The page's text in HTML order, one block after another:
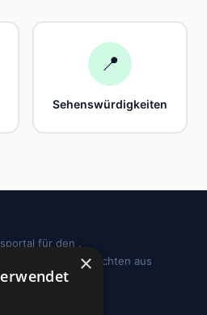
📍
Sehenswürdigkeiten
für den .
und Geschichten aus
×